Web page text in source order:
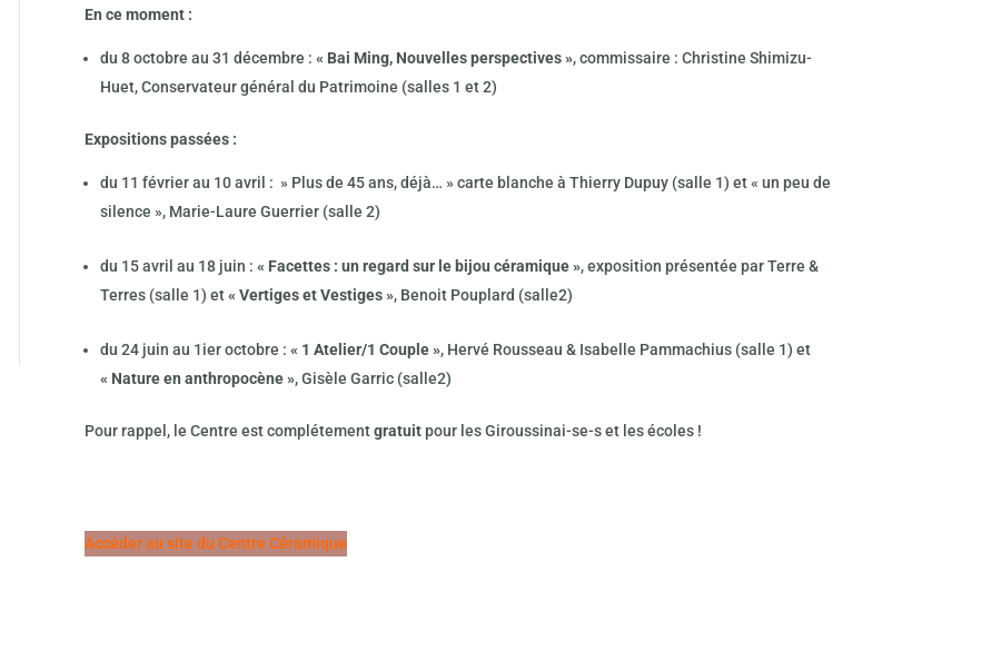
En ce moment :
du 8 octobre au 31 décembre : « Bai Ming, Nouvelles perspectives », commissaire : Christine Shimizu-
Huet, Conservateur général du Patrimoine (salles 1 et 2)
Expositions passées :
du 11 février au 10 avril : » Plus de 45 ans, déjà… » carte blanche à Thierry Dupuy (salle 1) et « un peu de
silence », Marie-Laure Guerrier (salle 2)
du 15 avril au 18 juin : « Facettes : un regard sur le bijou céramique », exposition présentée par Terre &
Terres (salle 1) et« Vertiges et Vestiges », Benoit Pouplard (salle2)
du 24 juin au 1ier octobre : « 1 Atelier/1 Couple », Hervé Rousseau & Isabelle Pammachius (salle 1) et
« Nature en anthropocène », Gisèle Garric (salle2)
Pour rappel, le Centre est complétementgratuitpour les Giroussinai-se-s et les écoles !
Accéder au site du Centre Céramique